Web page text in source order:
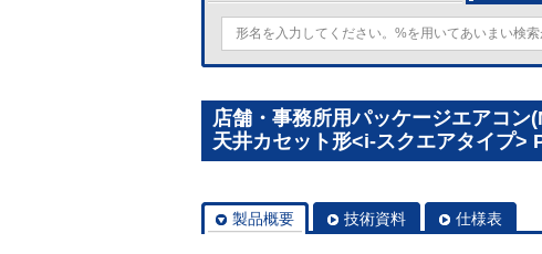
店舗・事務所用パッケージエアコ
天井カセット形<i-スクエアタイプ>
製品概要 技術資料 仕様表